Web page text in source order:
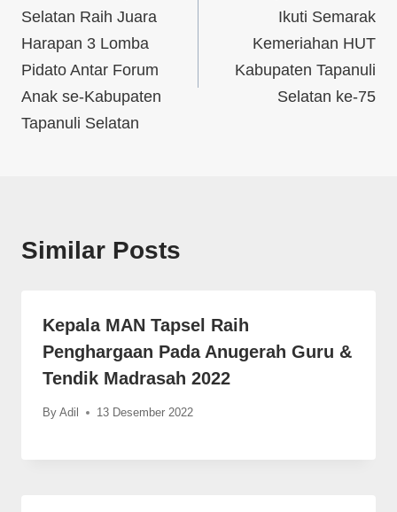
Selatan Raih Juara
Harapan 3 Lomba
Pidato Antar Forum
Anak se-Kabupaten
Tapanuli Selatan
Ikuti Semarak
Kemeriahan HUT
Kabupaten Tapanuli
Selatan ke-75
Similar Posts
Kepala MAN Tapsel Raih
Penghargaan Pada Anugerah Guru &
Tendik Madrasah 2022
By Adil 13 Desember 2022